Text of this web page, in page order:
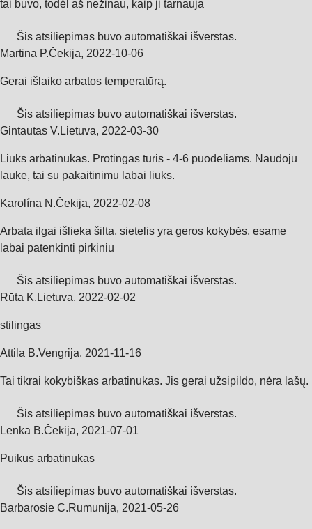
tai buvo, todėl aš nežinau, kaip ji tarnauja
Šis atsiliepimas buvo automatiškai išverstas.
Martina P.Čekija, 2022‑10‑06
Gerai išlaiko arbatos temperatūrą.
Šis atsiliepimas buvo automatiškai išverstas.
Gintautas V.Lietuva, 2022‑03‑30
Liuks arbatinukas. Protingas tūris - 4-6 puodeliams. Naudoju
lauke, tai su pakaitinimu labai liuks.
Karolína N.Čekija, 2022‑02‑08
Arbata ilgai išlieka šilta, sietelis yra geros kokybės, esame
labai patenkinti pirkiniu
Šis atsiliepimas buvo automatiškai išverstas.
Rūta K.Lietuva, 2022‑02‑02
stilingas
Attila B.Vengrija, 2021‑11‑16
Tai tikrai kokybiškas arbatinukas. Jis gerai užsipildo, nėra lašų.
Šis atsiliepimas buvo automatiškai išverstas.
Lenka B.Čekija, 2021‑07‑01
Puikus arbatinukas
Šis atsiliepimas buvo automatiškai išverstas.
Barbarosie C.Rumunija, 2021‑05‑26